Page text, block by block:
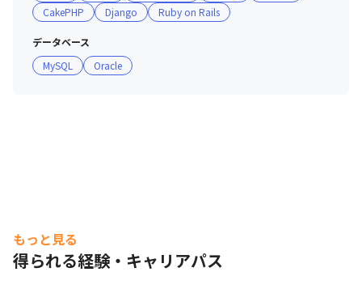
■ 働く環境
・平均残業時間：19.28h/有給消化率：90％/年間休日125
日（2021年度実績）
・育産休取得率100%、男性の育児休暇取得実績あり
グループリーダーに開発組織の特徴を伺いました。
CakePHP
Django Ruby on Rails
データベース
MySQL
Oracle
もっと見る
得られる経験・キャリアパス